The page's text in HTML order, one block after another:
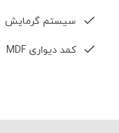
سیستم گرمایش
کمد دیواری MDF